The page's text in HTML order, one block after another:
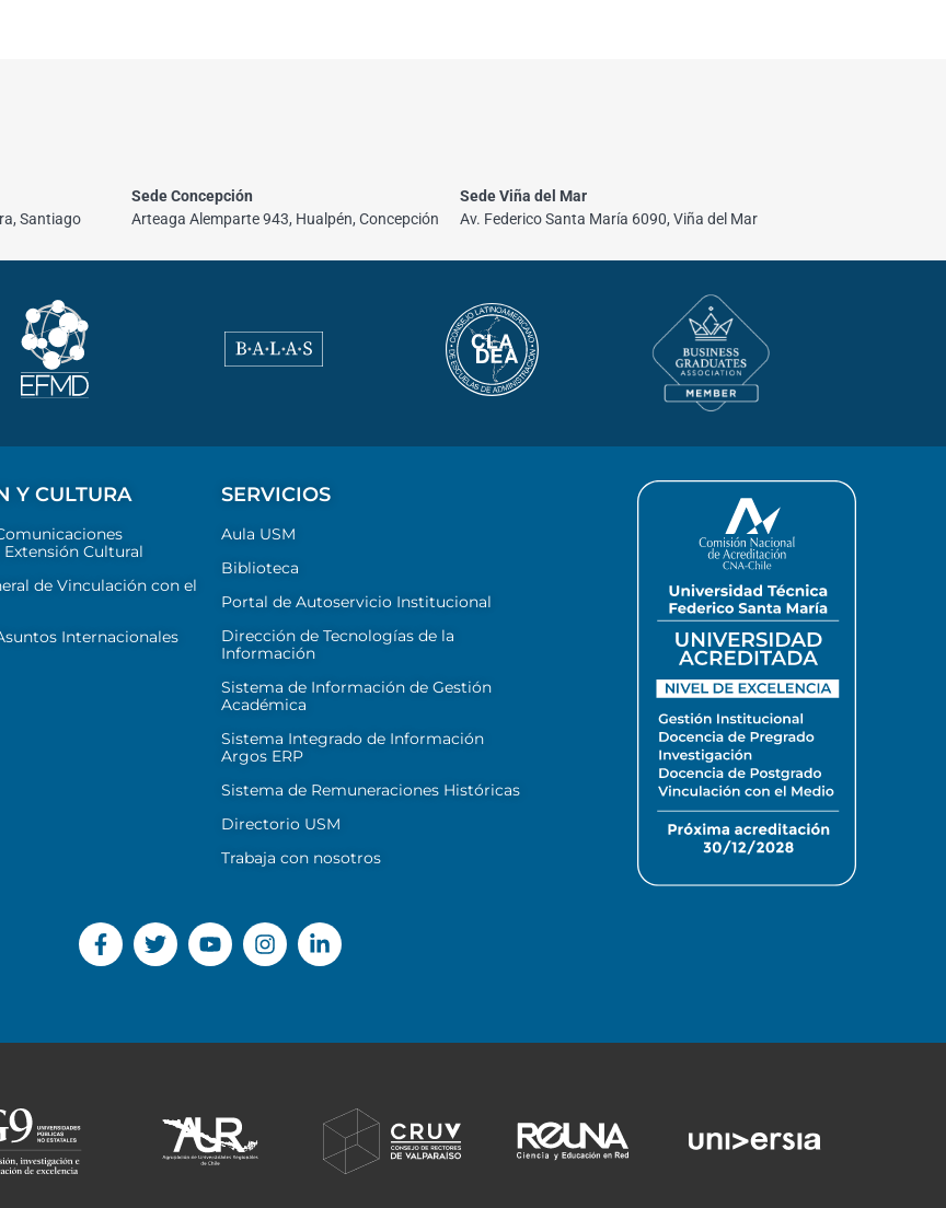
Santiago
Sede Concepción
Arteaga Alemparte 943, Hualpén, Concepción
Sede Viña del Mar
Av. Federico Santa María 6090, Viña del Mar
Y CULTURA
Cultural
de Vinculación con el
Internacionales
SERVICIOS
Aula USM
Biblioteca
Portal de Autoservicio Institucional
Dirección de Tecnologías de la
Información
Sistema de Información de Gestión
Académica
Sistema Integrado de Información
Argos ERP
Sistema de Remuneraciones Históricas
Directorio USM
Trabaja con nosotros